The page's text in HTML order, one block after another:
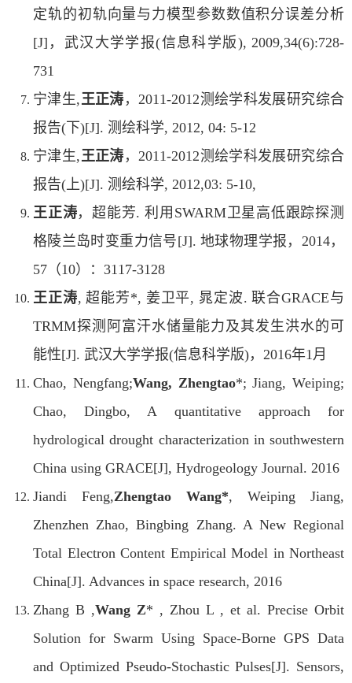
定轨的初轨向量与力模型参数数值积分误差分析
[J]，武汉大学学报(信息科学版), 2009,34(6):728-
731
宁津生,王正涛 ，2011-2012测绘学科发展研究综合
报告(下)[J]. 测绘科学, 2012, 04: 5-12
宁津生,王正涛 ，2011-2012测绘学科发展研究综合
报告(上)[J]. 测绘科学, 2012,03: 5-10,
王正涛，超能芳. 利用SWARM卫星高低跟踪探测
格陵兰岛时变重力信号[J]. 地球物理学报，2014，
57（10）：3117-3128
王正涛, 超能芳*, 姜卫平, 晁定波. 联合GRACE与
TRMM探测阿富汗水储量能力及其发生洪水的可
能性[J]. 武汉大学学报(信息科学版)，2016年1月
Chao, Nengfang;Wang, Zhengtao*; Jiang, Weiping;
Chao, Dingbo, A quantitative approach for
hydrological drought characterization in southwestern
China using GRACE[J], Hydrogeology Journal. 2016
Jiandi Feng,Zhengtao Wang*, Weiping Jiang,
Zhenzhen Zhao, Bingbing Zhang. A New Regional
Total Electron Content Empirical Model in Northeast
China[J]. Advances in space research, 2016
Zhang B ,Wang Z* , Zhou L , et al. Precise Orbit
Solution for Swarm Using Space-Borne GPS Data
and Optimized Pseudo-Stochastic Pulses[J]. Sensors,